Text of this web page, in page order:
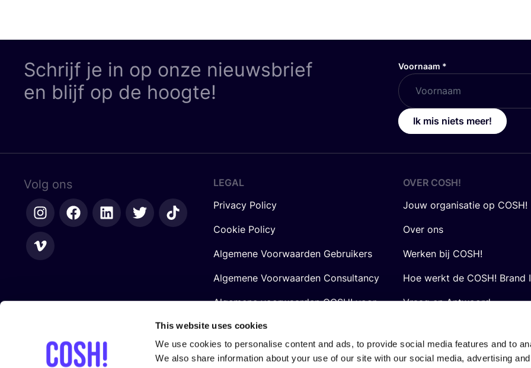
This website uses cookies
We use cookies to personalise content and ads, to provide social media features and to
We also share information about your use of our site with our social media, advertising
Schrijf je in op onze nieuwsbrief
en blijf op de hoogte!
Voornaam *
Ik mis niets meer!
Volg ons
LEGAL
Privacy Policy
Cookie Policy
Algemene Voorwaarden Gebruikers
Algemene Voorwaarden Consultancy
Algemene voorwaarden COSH! voor
OVER COSH!
Jouw organisatie op COSH!
Over ons
Werken bij COSH!
Hoe werkt de COSH! Brand
Vraag en Antwoord